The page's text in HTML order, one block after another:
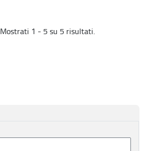
Mostrati 1 - 5 su 5 risultati.